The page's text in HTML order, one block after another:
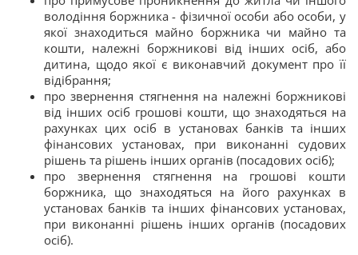
володіння боржника - фізичної особи або особи, у
якої знаходиться майно боржника чи майно та
кошти, належні боржникові від інших осіб, або
дитина, щодо якої є виконавчий документ про її
відібрання;
про звернення стягнення на належні боржникові
від інших осіб грошові кошти, що знаходяться на
рахунках цих осіб в установах банків та інших
фінансових установах, при виконанні судових
рішень та рішень інших органів (посадових осіб);
про звернення стягнення на грошові кошти
боржника, що знаходяться на його рахунках в
установах банків та інших фінансових установах,
при виконанні рішень інших органів (посадових
осіб).